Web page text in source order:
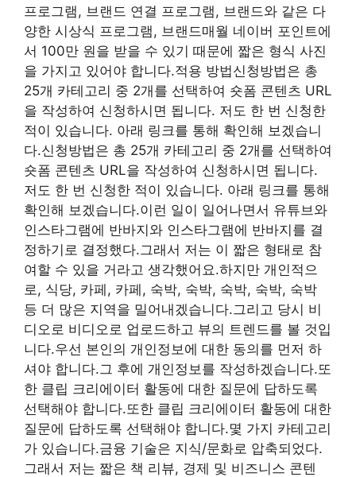
프로그램, 브랜드 연결 프로그램, 브랜드와 같은 다
양한 시상식 프로그램, 브랜드매월 네이버 포인트에
서 100만 원을 받을 수 있기 때문에 짧은 형식 사진
을 가지고 있어야 합니다.적용 방법신청방법은 총
25개 카테고리 중 2개를 선택하여 숏폼 콘텐츠 URL
을 작성하여 신청하시면 됩니다. 저도 한 번 신청한
적이 있습니다. 아래 링크를 통해 확인해 보겠습니
다.신청방법은 총 25개 카테고리 중 2개를 선택하여
숏폼 콘텐츠 URL을 작성하여 신청하시면 됩니다.
저도 한 번 신청한 적이 있습니다. 아래 링크를 통해
확인해 보겠습니다.이런 일이 일어나면서 유튜브와
인스타그램에 반바지와 인스타그램에 반바지를 결
정하기로 결정했다.그래서 저는 이 짧은 형태로 참
여할 수 있을 거라고 생각했어요.하지만 개인적으
로, 식당, 카페, 카페, 숙박, 숙박, 숙박, 숙박, 숙박
등 더 많은 지역을 밀어내겠습니다.그리고 당시 비
디오로 비디오로 업로드하고 뷰의 트렌드를 볼 것입
니다.우선 본인의 개인정보에 대한 동의를 먼저 하
셔야 합니다.그 후에 개인정보를 작성하겠습니다.또
한 클립 크리에이터 활동에 대한 질문에 답하도록
선택해야 합니다.또한 클립 크리에이터 활동에 대한
질문에 답하도록 선택해야 합니다.몇 가지 카테고리
가 있습니다.금융 기술은 지식/문화로 압축되었다.
그래서 저는 짧은 책 리뷰, 경제 및 비즈니스 콘텐